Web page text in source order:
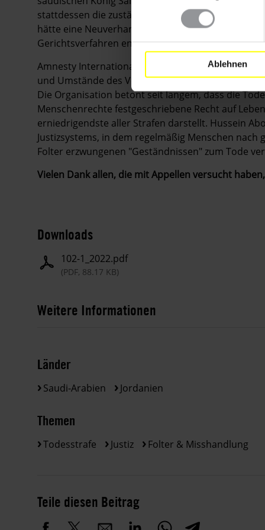
Ablehnen
stattdessen die zuständige Justizstelle
hätte eine Neuverhandlung erhalten müssen, die
Gerichtsverfahren entspricht.
Amnesty International lehnt die Todesstrafe
und Umstände des Verbrechens, der Schuld
Die Organisation betont seit langem, dass die
Menschenrechte festgeschriebene Recht auf
erniedrigendste aller Strafen darstellt. Hussein
Justizsystems, in dem regelmäßig Menschen
Folter erzwungenen "Geständnissen" zum Tode
Vielen Dank allen, die mit Appellen versucht
Downloads
102-1_2022.pdf
(PDF, 88.17 KB)
Weitere Informationen
Länder
Saudi-Arabien Jordanien
Themen
Todesstrafe Justiz Folter & Misshandlung
Teile diesen Beitrag